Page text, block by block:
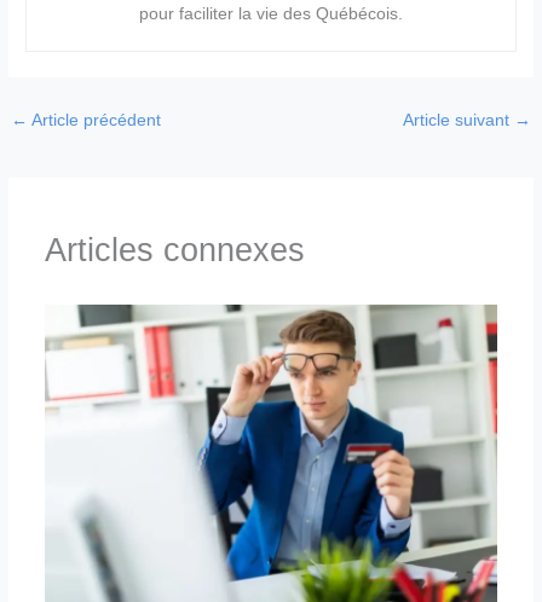
pour faciliter la vie des Québécois.
← Article précédent Article suivant →
Articles connexes